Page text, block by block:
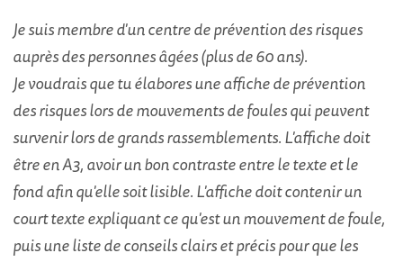
Je suis membre d'un centre de prévention des risques
auprès des personnes âgées (plus de 60 ans).
Je voudrais que tu élabores une affiche de prévention
des risques lors de mouvements de foules qui peuvent
survenir lors de grands rassemblements. L'affiche doit
être en A3, avoir un bon contraste entre le texte et le
fond afin qu'elle soit lisible. L'affiche doit contenir un
court texte expliquant ce qu'est un mouvement de foule,
puis une liste de conseils clairs et précis pour que les